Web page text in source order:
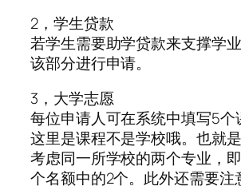
2，学生贷款
若学生需要助学贷款来支撑学
该部分进行申请。
3，大学志愿
每位申请人可在系统中填写5个
这里是课程不是学校哦。也就
考虑同一所学校的两个专业，
个名额中的2个。此外还需要注